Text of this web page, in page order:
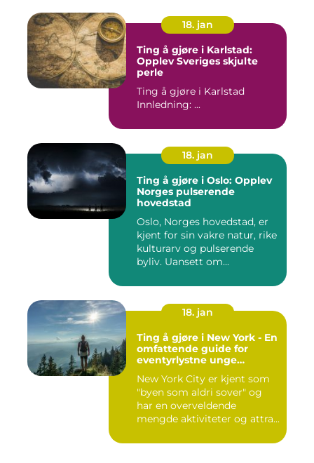
18. jan
Ting å gjøre i Karlstad:
Opplev Sveriges skjulte
perle
Ting å gjøre i Karlstad
Innledning: ...
18. jan
Ting å gjøre i Oslo: Opplev
Norges pulserende
hovedstad
Oslo, Norges hovedstad, er
kjent for sin vakre natur, rike
kulturarv og pulserende
byliv. Uansett om...
18. jan
Ting å gjøre i New York - En
omfattende guide for
eventyrlystne unge
New York City er kjent som
"byen som aldri sover" og
har en overveldende
mengde aktiviteter og attra...